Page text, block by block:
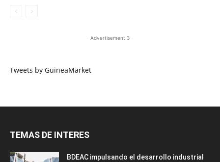
- Advertisement 3 -
Tweets by GuineaMarket
TEMAS DE INTERES
BDEAC impulsando el desarrollo industrial